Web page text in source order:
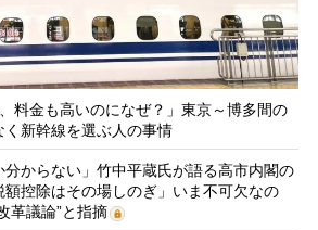
料金も高いのになぜ？」東京～博多間の
新幹線を選ぶ人の事情
分からない」竹中平蔵氏が語る高市内閣の
控除はその場しのぎ」いま不可欠なの
革議論”と指摘